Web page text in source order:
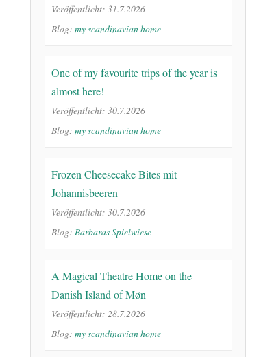
Veröffentlicht: 31.7.2026
Blog: my scandinavian home
One of my favourite trips of the year is
almost here!
Veröffentlicht: 30.7.2026
Blog: my scandinavian home
Frozen Cheesecake Bites mit
Johannisbeeren
Veröffentlicht: 30.7.2026
Blog: Barbaras Spielwiese
A Magical Theatre Home on the
Danish Island of Møn
Veröffentlicht: 28.7.2026
Blog: my scandinavian home